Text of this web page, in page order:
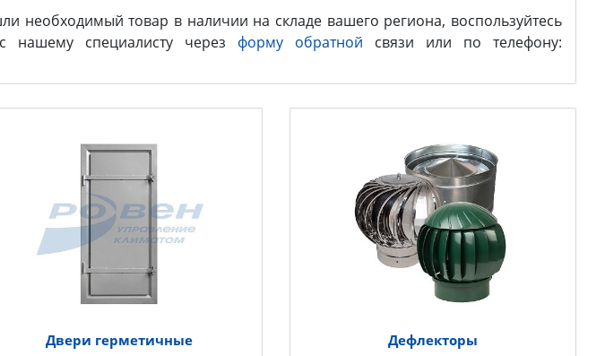
необходимый товар в наличии на складе вашего региона, воспользуйтесь
нашему специалисту через форму обратной связи или по телефону:
Двери герметичные Дефлекторы